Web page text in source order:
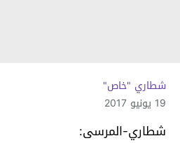
شطاري "خاص"
19 يونيو 2017
شطاري-المرسى: